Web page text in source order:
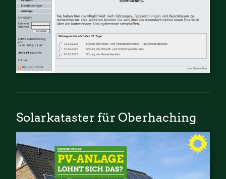
Solarkataster für Oberhaching